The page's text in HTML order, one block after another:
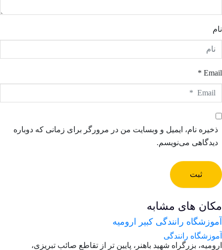
ذخیره نام، ایمیل و وبسایت من در مرورگر برای زمانی که دوباره
دیدگاهی می‌نویسم.
ثبت
های مشابه
رانندگی کبیر ارومیه
رانندگی
بزرگراه شهید باهنر، پایین تر از تقاطع صائب تبریزی،